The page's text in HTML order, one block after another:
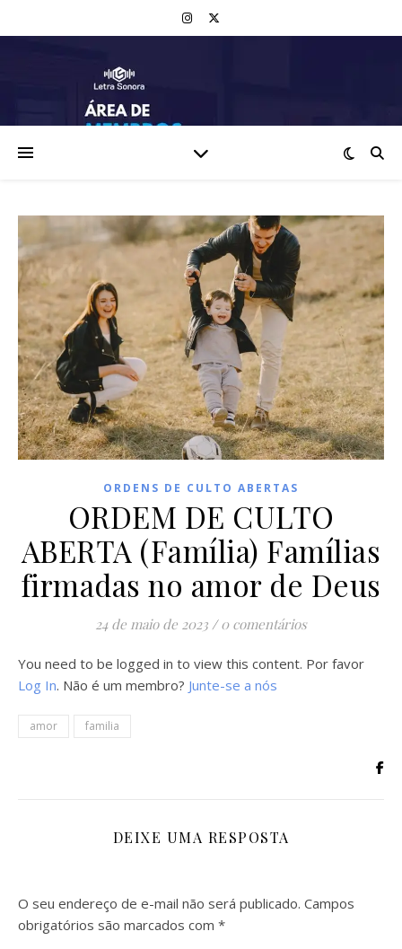
ORDENS DE CULTO ABERTAS
ORDEM DE CULTO
ABERTA (Família) Famílias
firmadas no amor de Deus
24 de maio de 2023 / 0 comentários
You need to be logged in to view this content. Por favor
Log In. Não é um membro? Junte-se a nós
amor familia
DEIXE UMA RESPOSTA
O seu endereço de e-mail não será publicado. Campos
obrigatórios são marcados com *